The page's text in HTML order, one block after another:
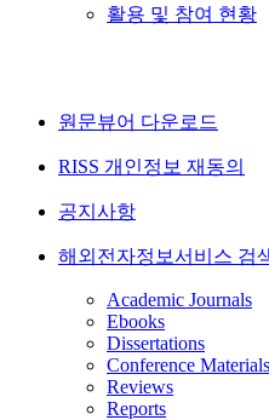
활용 및 참여 현황
원문뷰어 다운로드
RISS 개인정보 재동의
공지사항
해외전자정보서비스 검
Academic Journals
Ebooks
Dissertations
Conference Materials
Reviews
Reports